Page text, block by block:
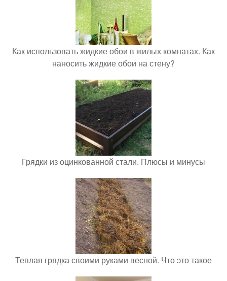
Как использовать жидкие обои в жилых комнатах. Как
наносить жидкие обои на стену?
Грядки из оцинкованной стали. Плюсы и минусы
Теплая грядка своими руками весной. Что это такое